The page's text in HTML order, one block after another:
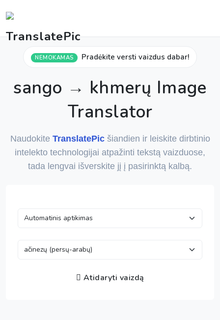
NEMOKAMAS Pradėkite versti vaizdus dabar!
sango → khmerų Image
Translator
Naudokite TranslatePicšiandien ir leiskite dirbtinio
intelekto technologijai atpažinti tekstą vaizduose,
tada lengvai išverskite jį į pasirinktą kalbą.
Atidaryti vaizdą